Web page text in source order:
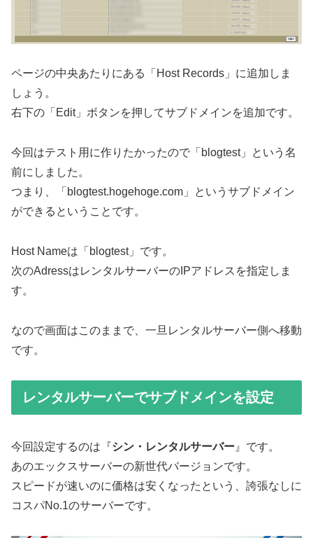
ページの中央あたりにある「Host Records」に追加しま
しょう。
右下の「Edit」ボタンを押してサブドメインを追加です。
今回はテスト用に作りたかったので「blogtest」という名
前にしました。
つまり、「blogtest.hogehoge.com」というサブドメイン
ができるということです。
Host Nameは「blogtest」です。
次のAdressはレンタルサーバーのIPアドレスを指定しま
す。
なので画面はこのままで、一旦レンタルサーバー側へ移動
です。
レンタルサーバーでサブドメインを設定
今回設定するのは『シン・レンタルサーバー 』です。
あのエックスサーバーの新世代バージョンです。
スピードが速いのに価格は安くなったという、誇張なしに
コスパNo.1のサーバーです。